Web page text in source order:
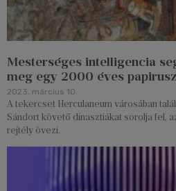
Mesterséges intelligencia
meg egy 2000 éves
2023. március 10.
A tekercset Herculaneum városában
Sándort követő dinasztiákat sorolja fel,
rejtély övezi.